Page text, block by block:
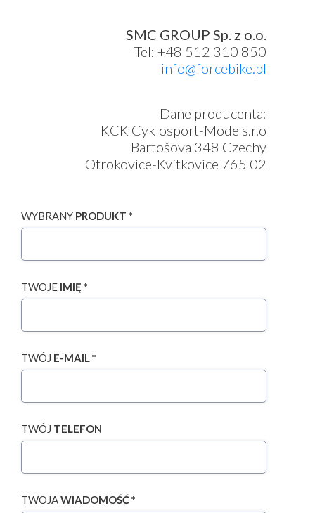
SMC GROUP Sp. z o.o.
Tel: +48 512 310 850
info@forcebike.pl
Dane producenta:
KCK Cyklosport-Mode s.r.o
Bartošova 348 Czechy
Otrokovice-Kvítkovice 765 02
WYBRANY PRODUKT *
TWOJE IMIĘ *
TWÓJ E-MAIL *
TWÓJ TELEFON
TWOJAWIADOMOŚĆ *